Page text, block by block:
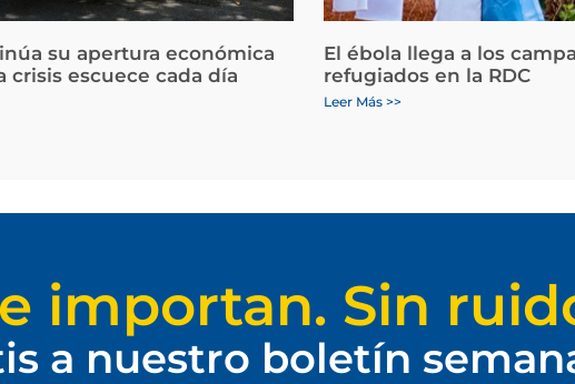
su apertura económica
crisis escuece cada día
El ébola llega a los
refugiados en la RDC
Leer Más >>
importan. Sin
a nuestro boletín